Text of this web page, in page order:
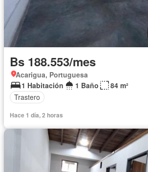
Bs 188.553/mes
Acarigua, Portuguesa
1 Habitación
1 Baño
84 m²
Trastero
Hace 1 día, 2 horas